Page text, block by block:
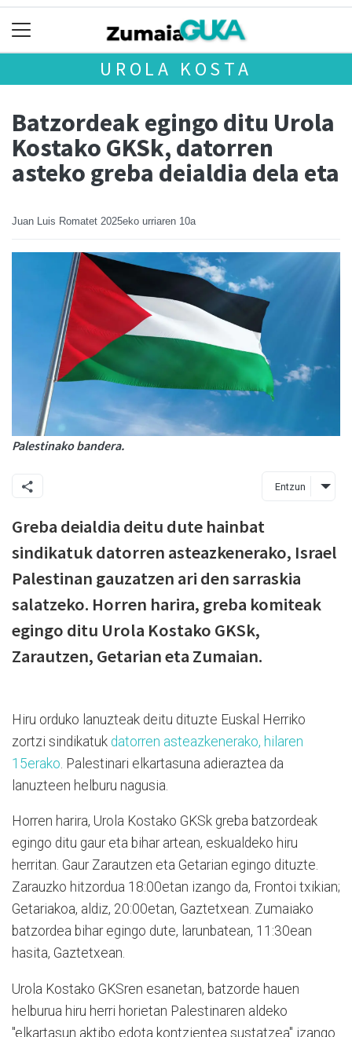
UROLA KOSTA
Batzordeak egingo ditu Urola
Kostako GKSk, datorren
asteko greba deialdia dela eta
Juan Luis Romatet 2025eko urriaren 10a
Palestinako bandera.
Entzun
Greba deialdia deitu dute hainbat
sindikatuk datorren asteazkenerako, Israel
Palestinan gauzatzen ari den sarraskia
salatzeko. Horren harira, greba komiteak
egingo ditu Urola Kostako GKSk,
Zarautzen, Getarian eta Zumaian.
Hiru orduko lanuzteak deitu dituzte Euskal Herriko
zortzi sindikatuk datorren asteazkenerako, hilaren
15erako . Palestinari elkartasuna adieraztea da
lanuzteen helburu nagusia.
Horren harira, Urola Kostako GKSk greba batzordeak
egingo ditu gaur eta bihar artean, eskualdeko hiru
herritan. Gaur Zarautzen eta Getarian egingo dituzte.
Zarauzko hitzordua 18:00etan izango da, Frontoi txikian;
Getariakoa, aldiz, 20:00etan, Gaztetxean. Zumaiako
batzordea bihar egingo dute, larunbatean, 11:30ean
hasita, Gaztetxean.
Urola Kostako GKSren esanetan, batzorde hauen
helburua hiru herri horietan Palestinaren aldeko
"elkartasun aktibo edota kontzientea sustatzea" izango